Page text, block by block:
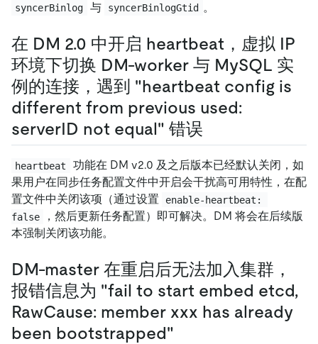
syncerBinlog 与 syncerBinlogGtid 。
在 DM 2.0 中开启 heartbeat，虚拟 IP
环境下切换 DM-worker 与 MySQL 实
例的连接，遇到 "heartbeat config is
different from previous used:
serverID not equal" 错误
heartbeat
功能在 DM v2.0 及之后版本已经默认关闭，如
果用户在同步任务配置文件中开启会干扰高可用特性，在配
置文件中关闭该项（通过设置
enable-heartbeat:
false
，然后更新任务配置）即可解决。DM 将会在后续版
本强制关闭该功能。
DM-master 在重启后无法加入集群，
报错信息为 "fail to start embed etcd,
RawCause: member xxx has already
been bootstrapped"